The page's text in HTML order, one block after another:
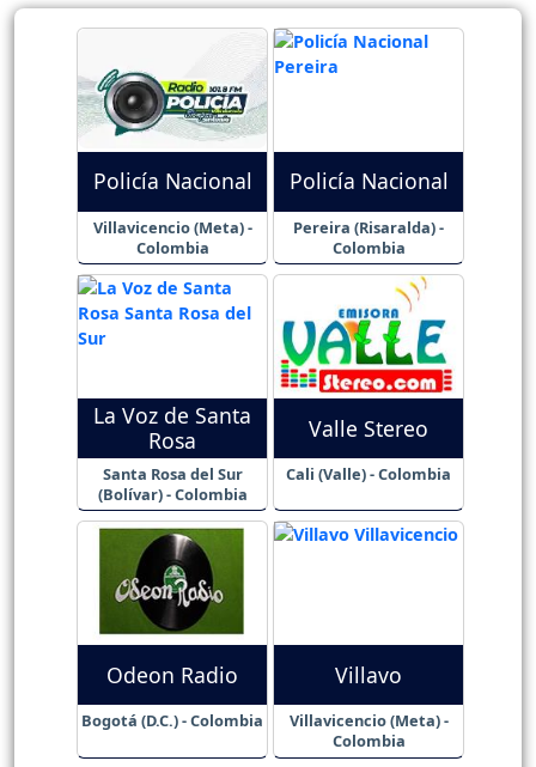
Policía Nacional
Villavicencio (Meta) -
Colombia
Policía Nacional
Pereira (Risaralda) -
Colombia
La Voz de Santa
Rosa
Santa Rosa del Sur
(Bolívar) - Colombia
Valle Stereo
Cali (Valle) - Colombia
Odeon Radio
Bogotá (D.C.) - Colombia
Villavo
Villavicencio (Meta) -
Colombia